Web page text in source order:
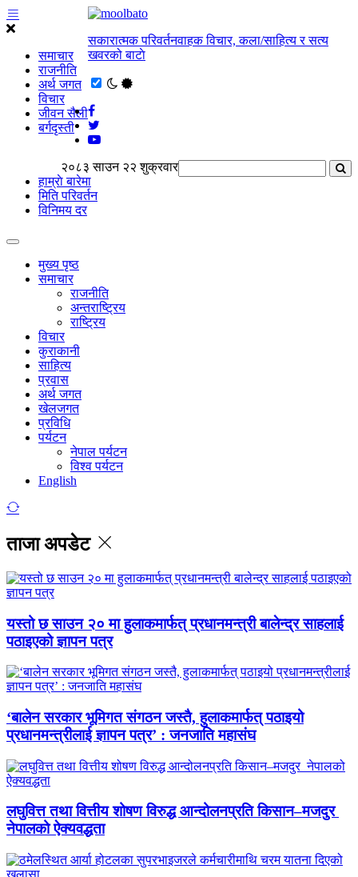
समाचार
राजनीति
अर्थ जगत
विचार
जीवन सैली
बर्गदृस्ती
सकारात्मक परिवर्तनवाहक विचार, कला/साहित्य र सत्य
खवरको बाटाे
२०८३ साउन २२ शुक्रवार
हाम्राे बारेमा
मिति परिवर्तन
विनिमय दर
मुख्य पृष्ठ
समाचार
राजनीति
अन्तराष्ट्रिय
राष्ट्रिय
विचार
कुराकानी
साहित्य
प्रवास
अर्थ जगत
खेलजगत
प्रविधि
पर्यटन
नेपाल पर्यटन
विश्व पर्यटन
English
ताजा अपडेट
यस्तो छ साउन २० मा हुलाकमार्फत् प्रधानमन्त्री बालेन्द्र साहलाई
पठाइएको ज्ञापन पत्र
‘बालेन सरकार भूमिगत संगठन जस्तै, हुलाकमार्फत् पठाइयो
प्रधानमन्त्रीलाई ज्ञापन पत्र’ : जनजाति महासंघ
लघुवित्त तथा वित्तीय शोषण विरुद्ध आन्दोलनप्रति किसान–मजदुर
नेपालको ऐक्यवद्धता